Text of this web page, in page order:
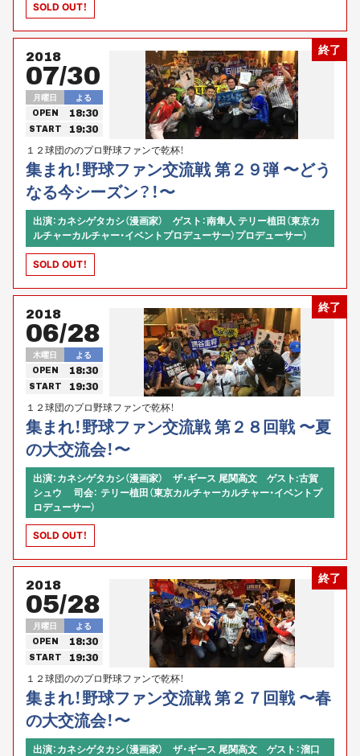
SOLD OUT！
終了
2018
07/30
月曜日 よる
OPEN 18:30
START 19:30
１２球団ののプロ野球ファンで乾杯！
集まれ！野球ファン交流戦 第２９弾 〜どう
なる今シーズン？！〜
出演：カネシゲタカシ（漫画家） ゲスト：南隼人 テリー植田（東京カ
ルチャーカルチャー・イベントプロデューサー）プロデューサー）
SOLD OUT！
終了
2018
06/28
木曜日 よる
OPEN 18:30
START 19:30
１２球団のプロ野球ファンで乾杯！
集まれ！野球ファン交流戦 第２８回戦 〜夏
の大交流会！〜
出演：カネシゲタカシ（漫画家） ザ・ギース 尾関高文 ゲスト:古賀
シュウ 司会： テリー植田（東京カルチャーカルチャー・イベントプ
ロデューサー）
SOLD OUT！
終了
2018
05/28
月曜日 よる
OPEN 18:30
START 19:30
１２球団ののプロ野球ファンで乾杯！
集まれ！野球ファン交流戦 第２７回戦 〜春
の大交流会！〜
出演：カネシゲタカシ（漫画家） ザ・ギース 尾関高文 ゲスト：溜口